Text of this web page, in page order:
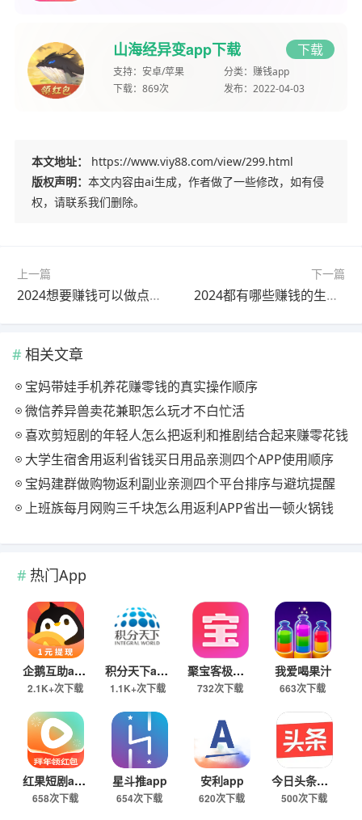
山海经异变app下载 下载
支持： 安卓/苹果 分类： 赚钱app
下载： 869次 发布： 2022-04-03
本文地址：
https://www.viy88.com/view/299.html
版权声明： 本文内容由ai生成，作者做了一些修改，如有侵
权，请联系我们删除。
上一篇
2024想要赚钱可以做点啥好？能赚钱的生意推荐
下一篇
2024都有哪些赚钱的生意项目适合你？详细介绍三个项目
相关文章
宝妈带娃手机养花赚零钱的真实操作顺序
微信养异兽卖花兼职怎么玩才不白忙活
喜欢剪短剧的年轻人怎么把返利和推剧结合起来赚零花钱
大学生宿舍用返利省钱买日用品亲测四个APP使用顺序
宝妈建群做购物返利副业亲测四个平台排序与避坑提醒
上班族每月网购三千块怎么用返利APP省出一顿火锅钱
热门App
企鹅互助app
2.1K+次下载
积分天下app
1.1K+次下载
聚宝客极速版
732次下载
我爱喝果汁
663次下载
红果短剧app
658次下载
星斗推app
654次下载
安利app
620次下载
今日头条极速版下载
500次下载